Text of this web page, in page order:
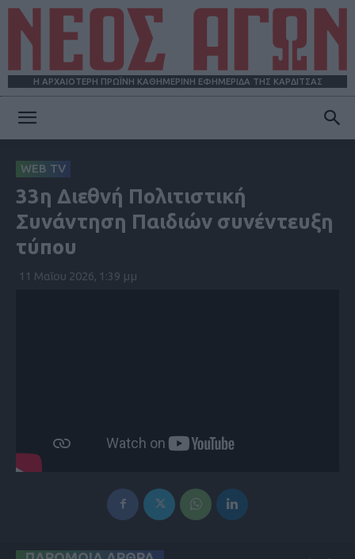
Η ΑΡΧΑΙΟΤΕΡΗ ΠΡΩΪΝΗ ΚΑΘΗΜΕΡΙΝΗ ΕΦΗΜΕΡΙΔΑ ΤΗΣ ΚΑΡΔΙΤΣΑΣ
ΑΓΩΝ
WEB TV
33η Διεθνή Πολιτιστική
Συνάντηση Παιδιών συνέντευξη
τύπου
11 Μαΐου 2026, 1:39 μμ